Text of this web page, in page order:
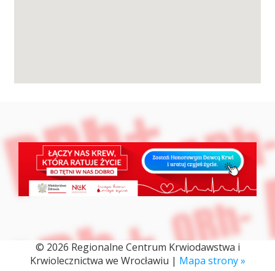
© 2026 Regionalne Centrum Krwiodawstwa i
Krwiolecznictwa we Wrocławiu | Mapa strony »